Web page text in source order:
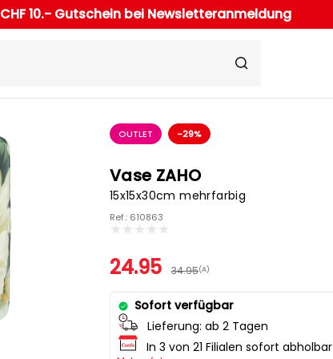
CHF 10.- Gutschein bei Newsletteranmeldung
OUTLET -29%
Vase ZAHO
15x15x30cm mehrfarbig
Ref.: 610863
24.95 34.95(A)
Sofort verfügbar
Lieferung: ab 2 Tagen
In 3 von 21 Filialen sofort abholbar